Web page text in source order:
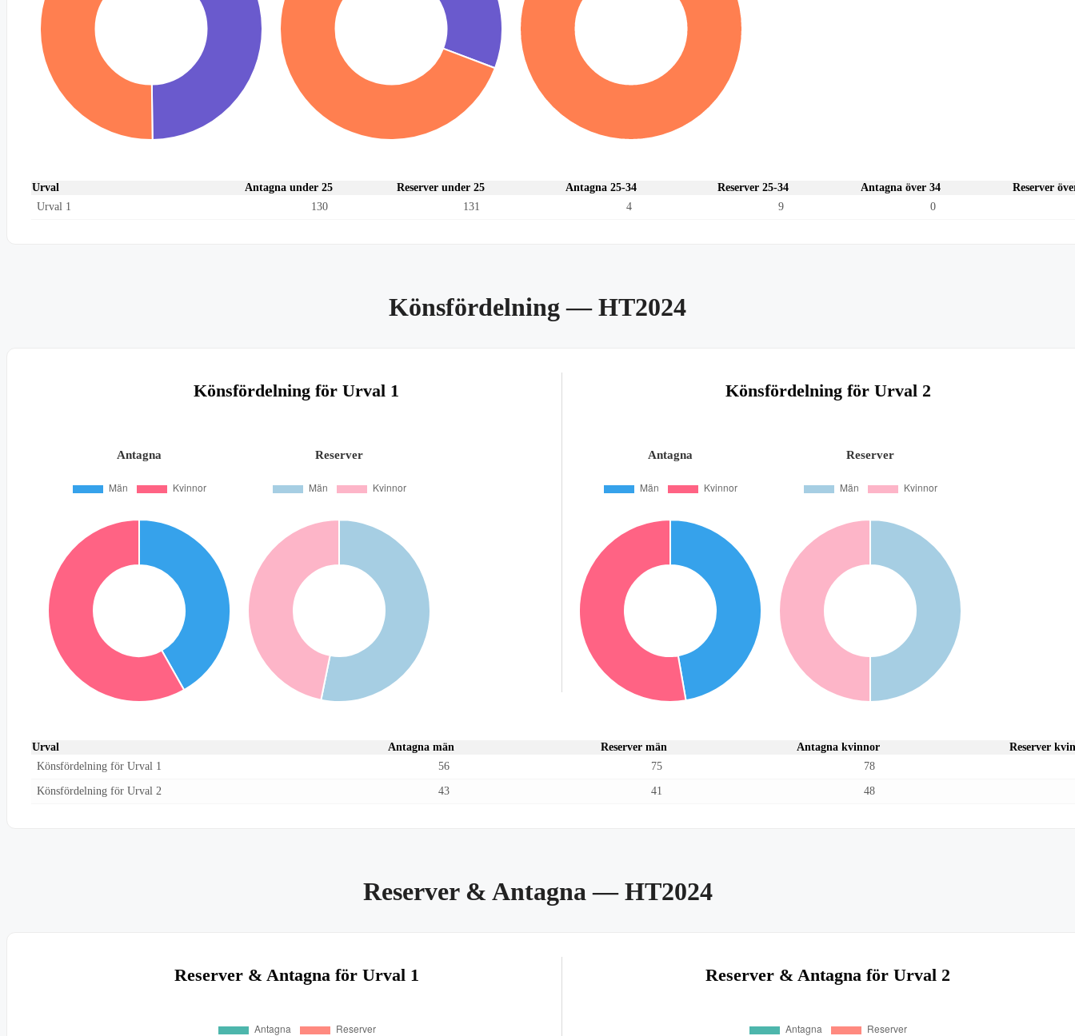
Urval Antagna under 25 Reserver under 25 Antagna 25-34 Reserver 25-34 Antagna över 34
Reserver
Urval 1
130 131 4 9 0
Könsfördelning— HT2024
Könsfördelning för Urval 1
Antagna Reserver
Könsfördelning för Urval 2
Antagna Reserver
Urval Antagna män Reserver män Antagna kvinnor
Reserver
Könsfördelning för Urval 1
56 75 78
Könsfördelning för Urval 2 43 41 48
Reserver & Antagna— HT2024
Reserver & Antagna för Urval 1 Reserver & Antagna för Urval 2